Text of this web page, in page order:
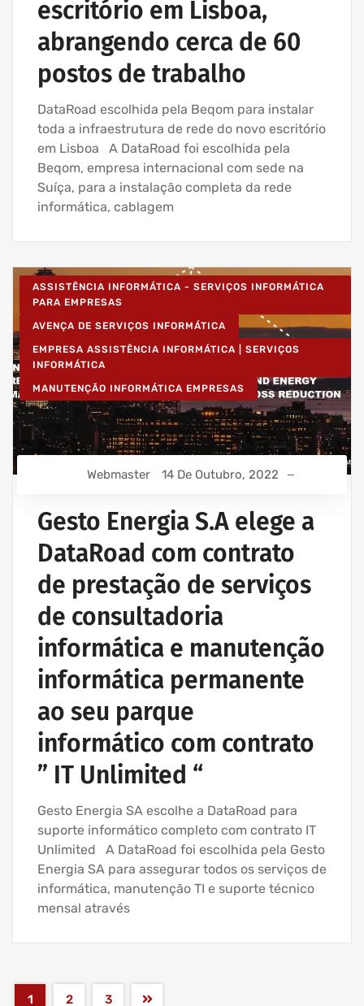
escritório em Lisboa,
abrangendo cerca de 60
postos de trabalho
DataRoad escolhida pela Beqom para instalar
toda a infraestrutura de rede do novo escritório
em Lisboa A DataRoad foi escolhida pela
Beqom, empresa internacional com sede na
Suíça, para a instalação completa da rede
informática, cablagem
ASSISTÊNCIA INFORMÁTICA - SERVIÇOS INFORMÁTICA
PARA EMPRESAS
AVENÇA DE SERVIÇOS INFORMÁTICA
EMPRESA ASSISTÊNCIA INFORMÁTICA | SERVIÇOS
INFORMÁTICA
MANUTENÇÃO INFORMÁTICA EMPRESAS
Webmaster 14 De Outubro, 2022
Gesto Energia S.A elege a
DataRoad com contrato
de prestação de serviços
de consultadoria
informática e manutenção
informática permanente
ao seu parque
informático com contrato
” IT Unlimited “
Gesto Energia SA escolhe a DataRoad para
suporte informático completo com contrato IT
Unlimited A DataRoad foi escolhida pela Gesto
Energia SA para assegurar todos os serviços de
informática, manutenção TI e suporte técnico
mensal através
1 2 3